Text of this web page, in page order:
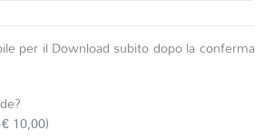
per il Download subito dopo la conferma
10,00)